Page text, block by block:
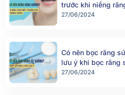
trước khi niềng
27/06/2024
Có nên bọc răng
lưu ý khi bọc răng
27/06/2024